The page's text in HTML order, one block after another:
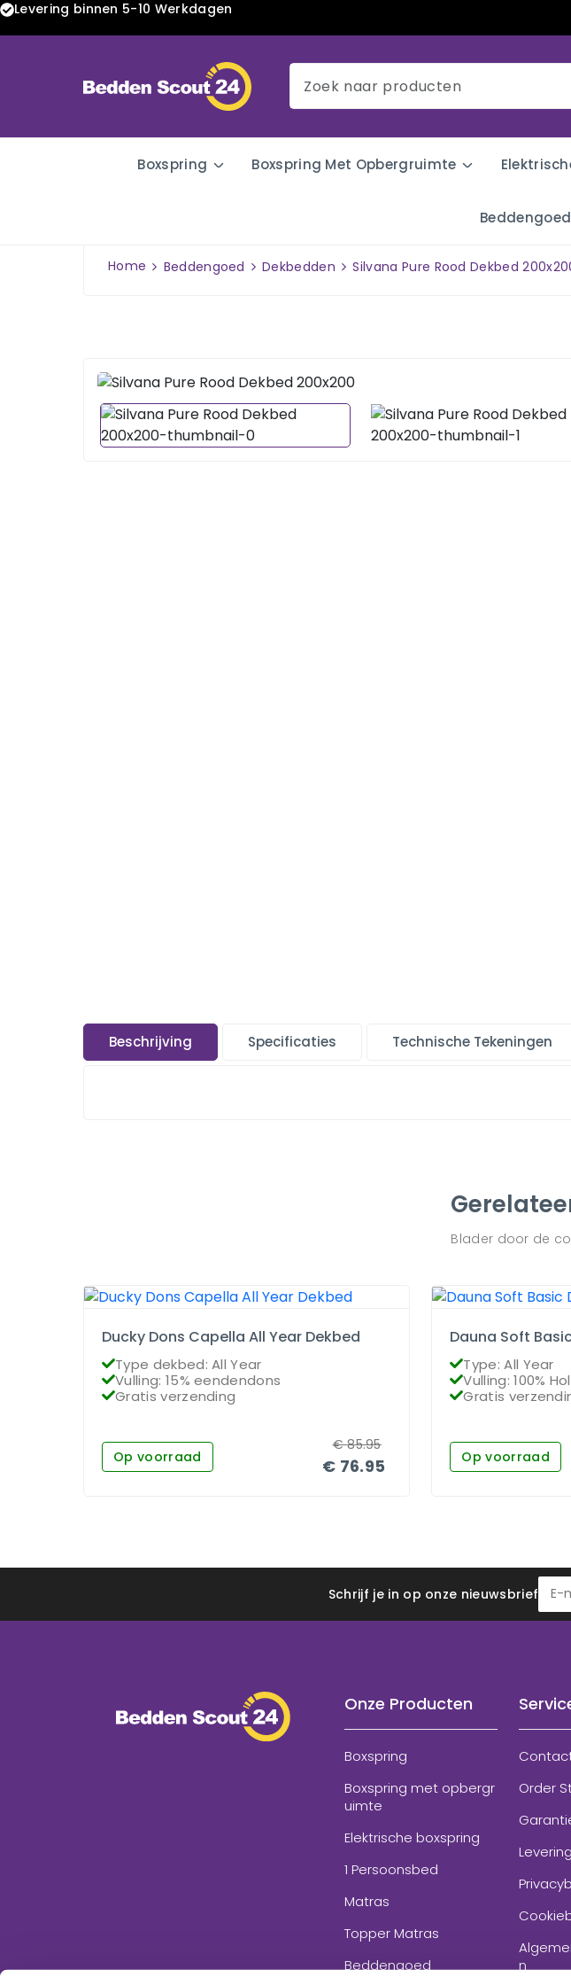
Levering binnen 5-10 Werkdagen
Boxspring Boxspring Met Opbergruimte
Beddengoed
Home Beddengoed Dekbedden Silvana Pure Rood Dekbed
Beschrijving Specificaties Technische Tekeningen
Blader door de
Ducky Dons Capella All Year Dekbed
Type dekbed: All Year
Vulling: 15% eendendons
Gratis verzending
Op voorraad € 76.95
€85.95
Dauna Soft
Type: All Year
Vulling: 100%
Gratis
Op voorraad
Schrijf je in op onze nieuwsbrief
Onze Producten
Boxspring
Boxspring met opbergr
uimte
Elektrische boxspring
1 Persoonsbed
Matras
Topper Matras
Beddengoed
Order
Levering
n